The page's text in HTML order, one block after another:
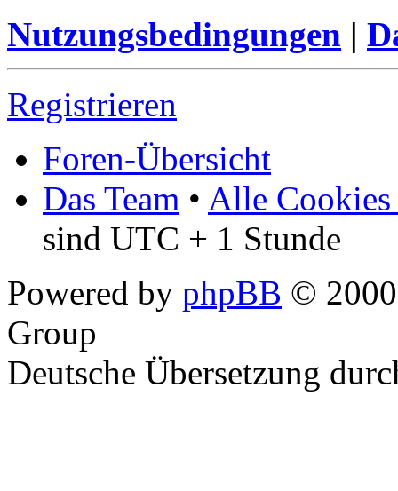
Nutzungsbedingungen |
Registrieren
Foren-Übersicht
Das Team • Alle Cookies
sind UTC + 1 Stunde
Powered by phpBB ©
Group
Deutsche Übersetzung